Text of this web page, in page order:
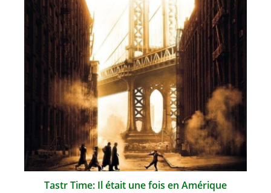
Tastr Time: Il était une fois en Amérique